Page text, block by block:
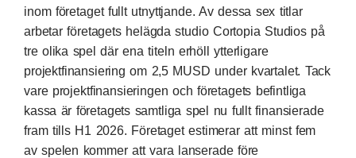
inom företaget fullt utnyttjande. Av dessa sex titlar
arbetar företagets helägda studio Cortopia Studios på
tre olika spel där ena titeln erhöll ytterligare
projektfinansiering om 2,5 MUSD under kvartalet. Tack
vare projektfinansieringen och företagets befintliga
kassa är företagets samtliga spel nu fullt finansierade
fram tills H1 2026. Företaget estimerar att minst fem
av spelen kommer att vara lanserade före